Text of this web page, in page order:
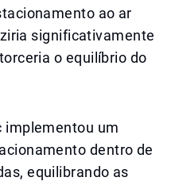
ao ar
significativamente
o equilíbrio do
implementou um
dentro de
equilibrando as